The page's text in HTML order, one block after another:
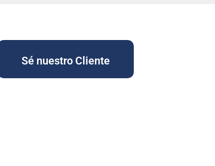
Sé nuestro Cliente